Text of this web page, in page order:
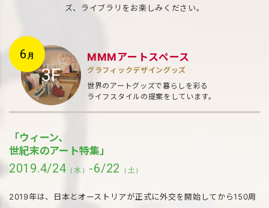
ズ、ライブラリをお楽しみください。
3F
MMMアートスペース
グラフィックデザイングッズ
世界のアートグッズで暮らしを彩る
ライフスタイルの提案をしています。
6 月
「ウィーン、
世紀末のアート特集」
2019.4/24 （水） -6/22 （土）
2019年は、日本とオーストリアが正式に外交を開始してから150周